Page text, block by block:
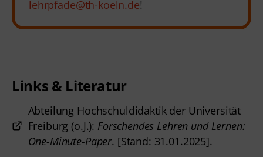
lehrpfade@th-koeln.de!
Links & Literatur
Abteilung Hochschuldidaktik der Universität
Freiburg (o.J.): Forschendes Lehren und Lernen:
One-Minute-Paper. [Stand: 31.01.2025].